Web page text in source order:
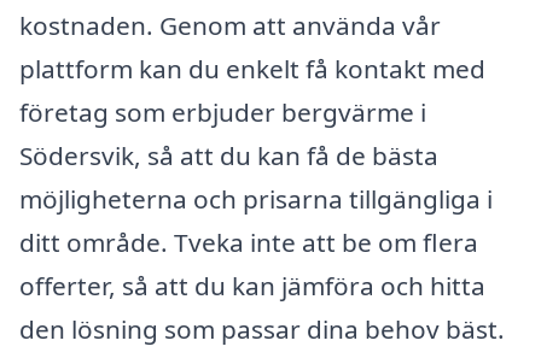
kostnaden. Genom att använda vår
plattform kan du enkelt få kontakt med
företag som erbjuder bergvärme i
Södersvik, så att du kan få de bästa
möjligheterna och prisarna tillgängliga i
ditt område. Tveka inte att be om flera
offerter, så att du kan jämföra och hitta
den lösning som passar dina behov bäst.